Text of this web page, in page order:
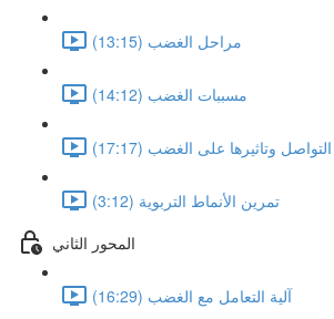
مراحل الغضب (13:15)
مسببات الغضب (14:12)
وتاثيرها على الغضب (17:17)
تمرين الأنماط التربوية (3:12)
المحور الثاني
آلية التعامل مع الغضب (16:29)